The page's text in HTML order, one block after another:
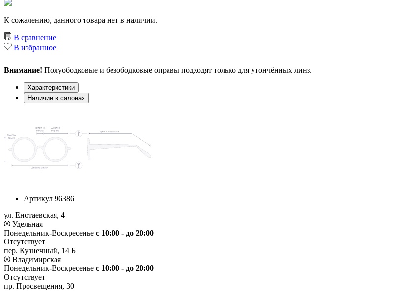
К сожалению, данного товара нет в наличии.
В сравнение
В избранное
Внимание! Полуободковые и безободковые оправы подходят только для утончённых линз.
Характеристики
Наличие в салонах
Артикул 96386
ул. Енотаевская, 4
Удельная
Понедельник-Воскресенье с 10:00 - до 20:00
Отсутствует
пер. Кузнечный, 14 Б
Владимирская
Понедельник-Воскресенье с 10:00 - до 20:00
Отсутствует
пр. Просвещения, 30